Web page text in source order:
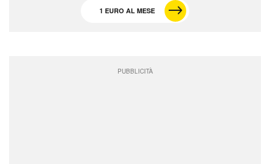
1 EURO AL MESE
PUBBLICITÀ